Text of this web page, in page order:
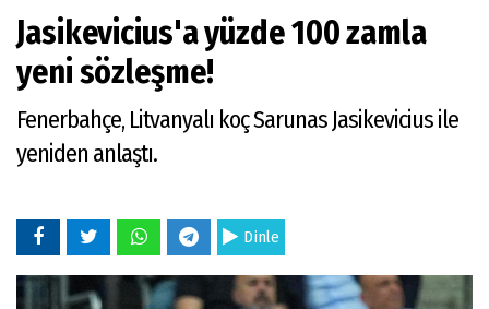
Haberleri
Gizlilik
Jasikevicius'a yüzde 100 zamla
yeni sözleşme!
Fenerbahçe, Litvanyalı koç Sarunas Jasikevicius ile
yeniden anlaştı.
Dinle